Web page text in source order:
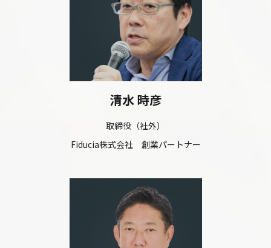
清水 時彦
取締役（社外）
Fiducia株式会社 創業パートナー